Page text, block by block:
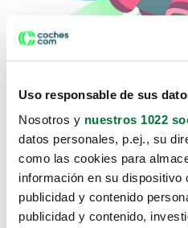
Uso responsable de sus
Nosotros y nuestros 1022
datos personales, p.ej., su
como las cookies para
información en su dispositivo
publicidad y contenido
publicidad y contenido,
Lo sentimos, no
te hemos traido